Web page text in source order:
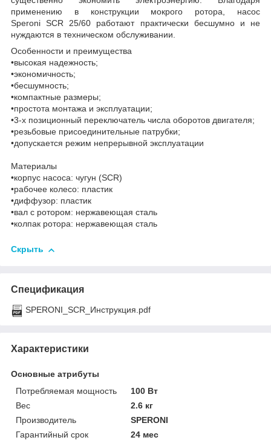
применению в конструкции мокрого ротора, насос
Speroni SCR 25/60 работают практически бесшумно и не
нуждаются в техническом обслуживании.
Особенности и преимущества
•высокая надежность;
•экономичность;
•бесшумность;
•компактные размеры;
•простота монтажа и эксплуатации;
•3-х позиционный переключатель числа оборотов двигателя;
•резьбовые присоединительные патрубки;
•допускается режим непрерывной эксплуатации
Материалы
•корпус насоса: чугун (SCR)
•рабочее колесо: пластик
•диффузор: пластик
•вал с ротором: нержавеющая сталь
•колпак ротора: нержавеющая сталь
Скрыть
Спецификация
SPERONI_SCR_Инструкция.pdf
Характеристики
Основные атрибуты
Потребляемая мощность
100 Вт
Вес
2.6 кг
Производитель
SPERONI
Гарантийный срок
24 мес